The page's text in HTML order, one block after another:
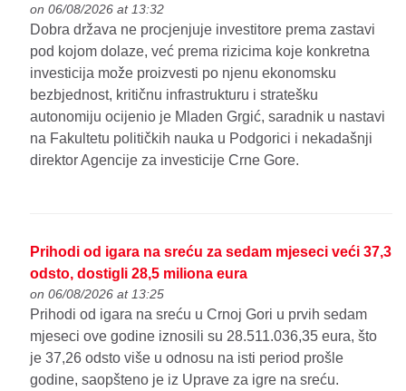
on 06/08/2026 at 13:32
Dobra država ne procjenjuje investitore prema zastavi
pod kojom dolaze, već prema rizicima koje konkretna
investicija može proizvesti po njenu ekonomsku
bezbjednost, kritičnu infrastrukturu i stratešku
autonomiju ocijenio je Mladen Grgić, saradnik u nastavi
na Fakultetu političkih nauka u Podgorici i nekadašnji
direktor Agencije za investicije Crne Gore.
Prihodi od igara na sreću za sedam mjeseci veći 37,3
odsto, dostigli 28,5 miliona eura
on 06/08/2026 at 13:25
Prihodi od igara na sreću u Crnoj Gori u prvih sedam
mjeseci ove godine iznosili su 28.511.036,35 eura, što
je 37,26 odsto više u odnosu na isti period prošle
godine, saopšteno je iz Uprave za igre na sreću.